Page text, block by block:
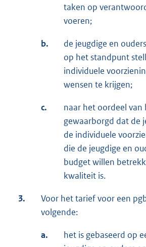
taken op
voeren;
b.
de jeugdige en
op het standpunt
individuele
wensen te krijgen;
c.
naar het oordeel van
gewaarborgd dat de
de individuele
die de jeugdige en
budget willen
kwaliteit is.
3.
Voor het tarief voor een
volgende:
a.
het is gebaseerd op